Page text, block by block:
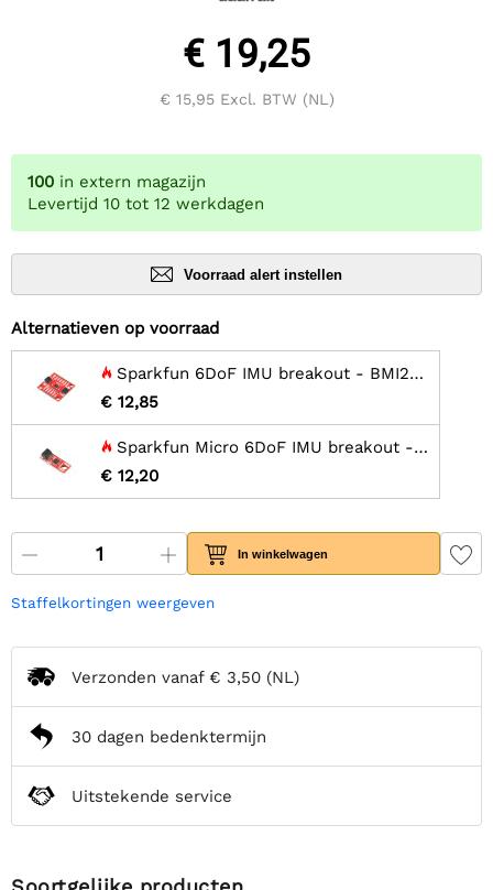
€ 19,25
€ 15,95Excl. BTW (NL)
100 in extern magazijn
Levertijd 10 tot 12 werkdagen
Voorraad alert instellen
Alternatieven op voorraad
Sparkfun 6DoF IMU breakout - BMI270 (Qwiic)
€ 12,85
Sparkfun Micro 6DoF IMU breakout - BMI270 (Qwiic)
€ 12,20
In winkelwagen
Staffelkortingen weergeven
Verzonden vanaf € 3,50 (NL)
30 dagen bedenktermijn
Uitstekende service